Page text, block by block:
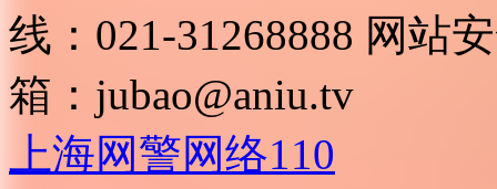
线：021-31268888 网站
箱： jubao@aniu.tv
上海网警网络110